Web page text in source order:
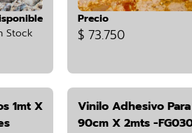
Stock
Precio
$ 73.750
1mt X
Vinilo Adhesivo
90cm X 2mts -